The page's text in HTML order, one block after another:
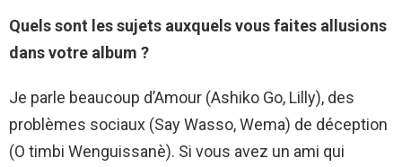
Quels sont les sujets auxquels vous faites allusions
dans votre album ?
Je parle beaucoup d’Amour (Ashiko Go, Lilly), des
problèmes sociaux (Say Wasso, Wema) de déception
(O timbi Wenguissanè). Si vous avez un ami qui